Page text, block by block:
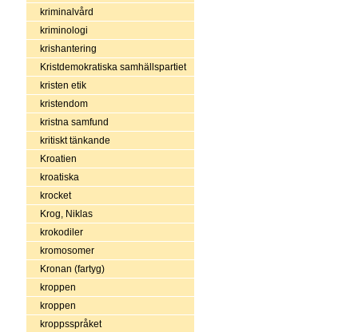
kriminalvård
kriminologi
krishantering
Kristdemokratiska samhällspartiet
kristen etik
kristendom
kristna samfund
kritiskt tänkande
Kroatien
kroatiska
krocket
Krog, Niklas
krokodiler
kromosomer
Kronan (fartyg)
kroppen
kroppen
kroppsspråket